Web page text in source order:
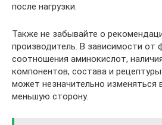
после нагрузки.
Также не забывайте о
производитель. В зависимости от
соотношения аминокислот,
компонентов, состава и
может незначительно изменяться
меньшую сторону.